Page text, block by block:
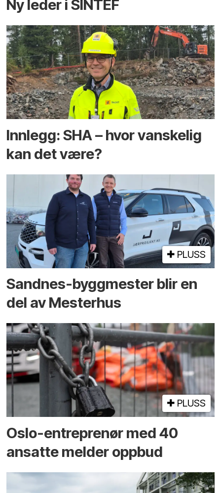
Ny leder i SINTEF
Innlegg: SHA – hvor vanskelig
kan det være?
PLUSS
Sandnes-byggmester blir en
del av Mesterhus
PLUSS
Oslo-entreprenør med 40
ansatte melder oppbud